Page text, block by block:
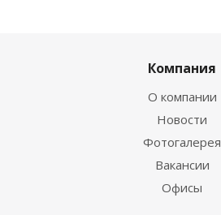
Компания
О компании
Новости
Фотогалерея
Вакансии
Офисы